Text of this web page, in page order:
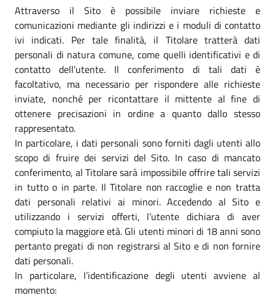
Attraverso il Sito è possibile inviare richieste e
comunicazioni mediante gli indirizzi e i moduli di contatto
ivi indicati. Per tale finalità, il Titolare tratterà dati
personali di natura comune, come quelli identificativi e di
contatto dell’utente. Il conferimento di tali dati è
facoltativo, ma necessario per rispondere alle richieste
inviate, nonché per ricontattare il mittente al fine di
ottenere precisazioni in ordine a quanto dallo stesso
rappresentato.
In particolare, i dati personali sono forniti dagli utenti allo
scopo di fruire dei servizi del Sito. In caso di mancato
conferimento, al Titolare sarà impossibile offrire tali servizi
in tutto o in parte. Il Titolare non raccoglie e non tratta
dati personali relativi ai minori. Accedendo al Sito e
utilizzando i servizi offerti, l’utente dichiara di aver
compiuto la maggiore età. Gli utenti minori di 18 anni sono
pertanto pregati di non registrarsi al Sito e di non fornire
dati personali.
In particolare, l’identificazione degli utenti avviene al
momento: